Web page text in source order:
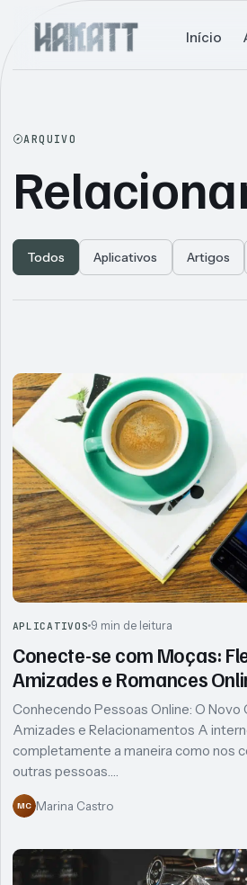
Início
ARQUIVO
Todos Aplicativos Artigos
Articles
APLICATIVOS 9 min de leitura
Conecte-se com Moças:
Amizades e Romances
Conhecendo Pessoas Online: O Novo
Amizades e Relacionamentos A
completamente a maneira como nos
outras pessoas.…
MC Marina Castro